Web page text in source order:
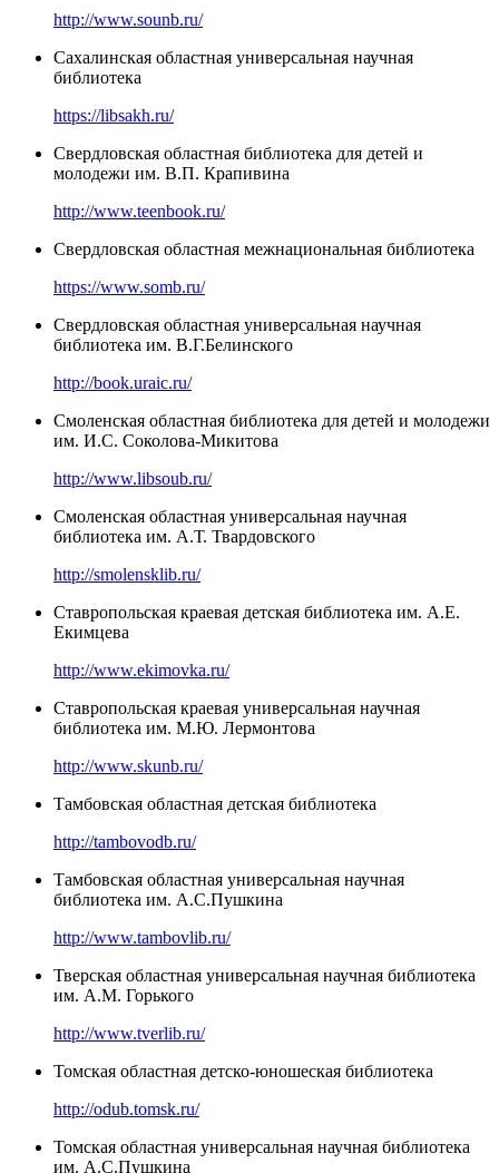
http://www.sounb.ru/
Сахалинская областная универсальная научная
библиотека
https://libsakh.ru/
Свердловская областная библиотека для детей и
молодежи им. В.П. Крапивина
http://www.teenbook.ru/
Свердловская областная межнациональная библиотека
https://www.somb.ru/
Свердловская областная универсальная научная
библиотека им. В.Г.Белинского
http://book.uraic.ru/
Смоленская областная библиотека для детей и молодежи
им. И.С. Соколова-Микитова
http://www.libsoub.ru/
Смоленская областная универсальная научная
библиотека им. А.Т. Твардовского
http://smolensklib.ru/
Ставропольская краевая детская библиотека им. А.Е.
Екимцева
http://www.ekimovka.ru/
Ставропольская краевая универсальная научная
библиотека им. М.Ю. Лермонтова
http://www.skunb.ru/
Тамбовская областная детская библиотека
http://tambovodb.ru/
Тамбовская областная универсальная научная
библиотека им. А.С.Пушкина
http://www.tambovlib.ru/
Тверская областная универсальная научная библиотека
им. А.М. Горького
http://www.tverlib.ru/
Томская областная детско-юношеская библиотека
http://odub.tomsk.ru/
Томская областная универсальная научная библиотека
им. А.С.Пушкина